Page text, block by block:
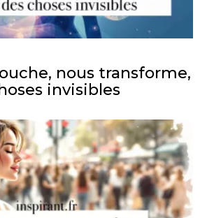
nous transforme,
invisibles